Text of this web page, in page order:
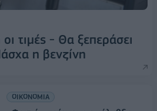
τιμές - Θα ξεπεράσει
η βενζίνη
ΟΙΚΟΝΟΜΙΑ